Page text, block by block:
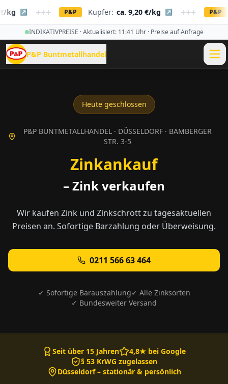
↗ +++ P&P Kupfer: ca. 9,20 €/kg ↗ +++ P&P
INDIKATIVPREISE · Aktualisiert: 11:41 Uhr · Preise auf Anfrage
P&P Buntmetallhandel
Heute geschlossen
P&P BUNTMETALLHANDEL · DÜSSELDORF · BAMBERGER
STR. 3-5
Zinkankauf
– Zink verkaufen
Wir kaufen Zink und Zinkschrott zu tagesaktuellen
Preisen an. Sofortige Barzahlung oder Überweisung.
0211 566 63 464
✓ Sofortige Barauszahlung✓ Alle Zinksorten
✓ Bundesweiter Versand
Seit über 15 Jahren
4,8★ bei Google
§ 53 KrWG zugelassen
Düsseldorf – stationär & persönlich